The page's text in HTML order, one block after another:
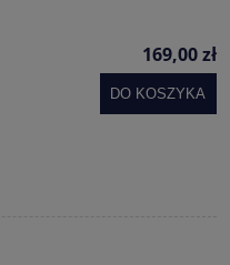
169,00 zł
DO KOSZYKA